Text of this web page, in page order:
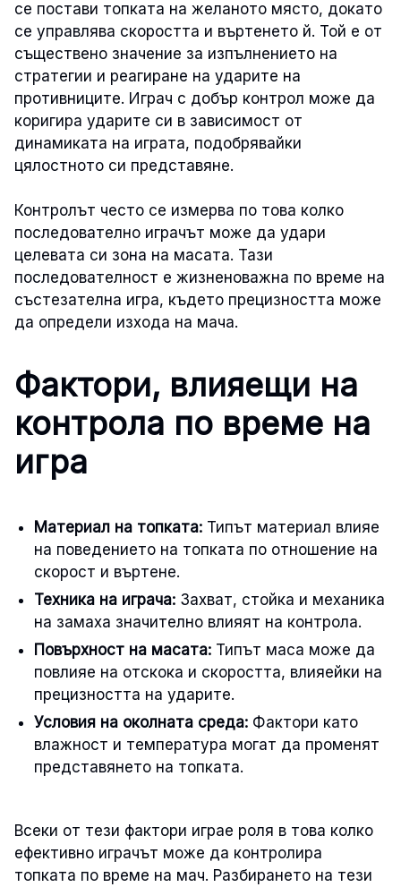
се постави топката на желаното място, докато
се управлява скоростта и въртенето й. Той е от
съществено значение за изпълнението на
стратегии и реагиране на ударите на
противниците. Играч с добър контрол може да
коригира ударите си в зависимост от
динамиката на играта, подобрявайки
цялостното си представяне.
Контролът често се измерва по това колко
последователно играчът може да удари
целевата си зона на масата. Тази
последователност е жизненоважна по време на
състезателна игра, където прецизността може
да определи изхода на мача.
Фактори, влияещи на
контрола по време на
игра
Материал на топката: Типът материал влияе
на поведението на топката по отношение на
скорост и въртене.
Техника на играча: Захват, стойка и механика
на замаха значително влияят на контрола.
Повърхност на масата: Типът маса може да
повлияе на отскока и скоростта, влияейки на
прецизността на ударите.
Условия на околната среда: Фактори като
влажност и температура могат да променят
представянето на топката.
Всеки от тези фактори играе роля в това колко
ефективно играчът може да контролира
топката по време на мач. Разбирането на тези